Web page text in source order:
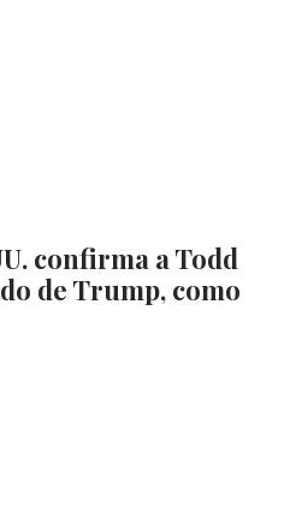
confirma a Todd
de Trump, como